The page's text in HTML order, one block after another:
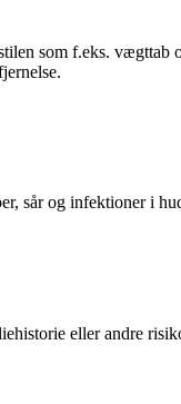
som f.eks. vægttab
sår og infektioner i
eller andre